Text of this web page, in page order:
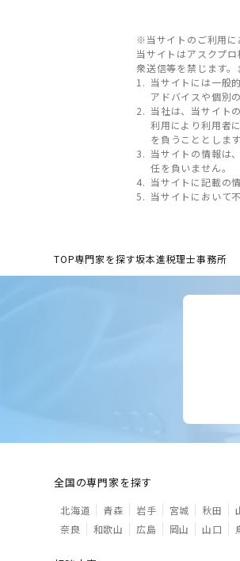
※当サイトのご利用に
当サイトはアスクプ
衆送信等を禁じます
当サイトには一般
アドバイスや個別
当社は、当サイト
利用により利用者
を負うこととします
当サイトの情報は
任を負いません。
当サイトに記載の
当サイトにおいて
TOP専門家を探す坂本進税理士事務所
全国の専門家を探す
北海道 青森 岩手 宮城 秋田
奈良
和歌山 広島 岡山 山口